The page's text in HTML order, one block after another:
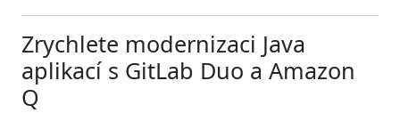
Zrychlete modernizaci Java
aplikací s GitLab Duo a Amazon
Q